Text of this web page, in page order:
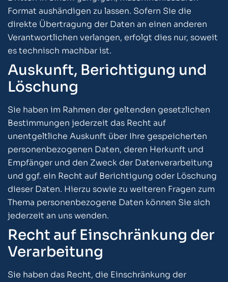
Format aushändigen zu lassen. Sofern Sie die
direkte Übertragung der Daten an einen anderen
Verantwortlichen verlangen, erfolgt dies nur, soweit
es technisch machbar ist.
Auskunft, Berichtigung und
Löschung
Sie haben im Rahmen der geltenden gesetzlichen
Bestimmungen jederzeit das Recht auf
unentgeltliche Auskunft über Ihre gespeicherten
personenbezogenen Daten, deren Herkunft und
Empfänger und den Zweck der Datenverarbeitung
und ggf. ein Recht auf Berichtigung oder Löschung
dieser Daten. Hierzu sowie zu weiteren Fragen zum
Thema personenbezogene Daten können Sie sich
jederzeit an uns wenden.
Recht auf Einschränkung der
Verarbeitung
Sie haben das Recht, die Einschränkung der